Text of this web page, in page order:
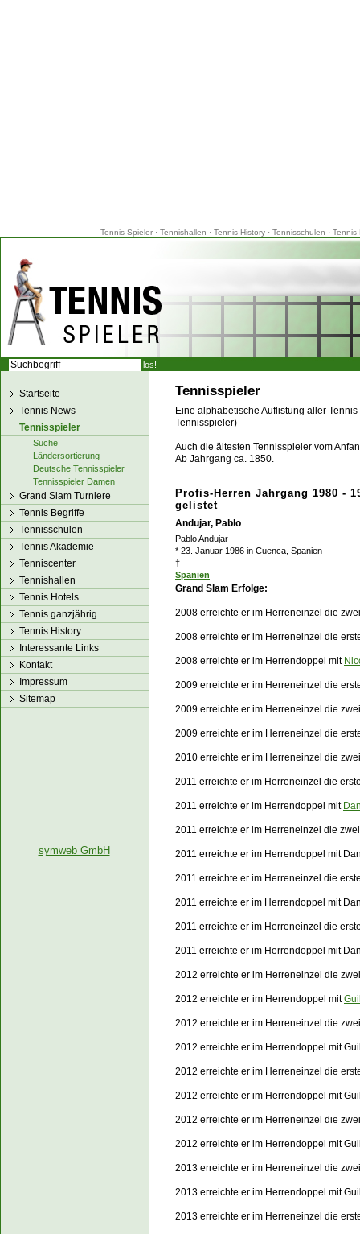
Tennis Spieler· Tennishallen · Tennis History· Tennisschulen · Tennis
Tennisspieler
Eine alphabetische Auflistung aller
Tennisspieler)
Auch die ältesten Tennisspieler vom
Ab Jahrgang ca. 1850.
Profis-Herren Jahrgang 1980 -
gelistet
Andujar, Pablo
Pablo Andujar
* 23. Januar 1986 in Cuenca, Spanien
†
Spanien
Grand Slam Erfolge:
2008 erreichte er im Herreneinzel die
2008 erreichte er im Herreneinzel die
2008 erreichte er im Herrendoppel mit
2009 erreichte er im Herreneinzel die
2009 erreichte er im Herreneinzel die
2009 erreichte er im Herreneinzel die
2010 erreichte er im Herreneinzel die
2011 erreichte er im Herreneinzel die
2011 erreichte er im Herrendoppel mit
2011 erreichte er im Herreneinzel die
2011 erreichte er im Herrendoppel mit
2011 erreichte er im Herreneinzel die
2011 erreichte er im Herrendoppel mit
2011 erreichte er im Herreneinzel die
2011 erreichte er im Herrendoppel mit
2012 erreichte er im Herreneinzel die
2012 erreichte er im Herrendoppel mit
2012 erreichte er im Herreneinzel die
2012 erreichte er im Herrendoppel mit
2012 erreichte er im Herreneinzel die
2012 erreichte er im Herrendoppel mit
2012 erreichte er im Herreneinzel die
2012 erreichte er im Herrendoppel mit
2013 erreichte er im Herreneinzel die
2013 erreichte er im Herrendoppel mit
2013 erreichte er im Herreneinzel die
Startseite
Tennis News
Tennisspieler
Suche
Ländersortierung
Deutsche Tennisspieler
Tennisspieler Damen
Grand Slam Turniere
Tennis Begriffe
Tennisschulen
Tennis Akademie
Tenniscenter
Tennishallen
Tennis Hotels
Tennis ganzjährig
Tennis History
Interessante Links
Kontakt
Impressum
Sitemap
symweb GmbH
los!